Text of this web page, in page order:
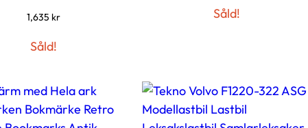
1,635 kr
Såld!
Såld!